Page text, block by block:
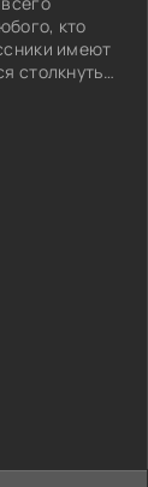
кто
имеют
столкнуться